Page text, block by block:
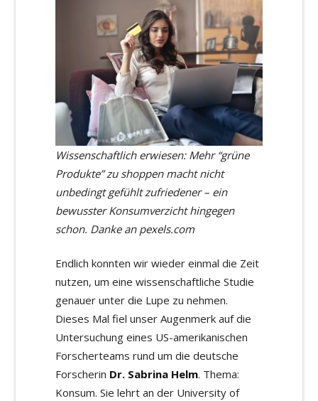
Wissenschaftlich erwiesen: Mehr “grüne
Produkte” zu shoppen macht nicht
unbedingt gefühlt zufriedener – ein
bewusster Konsumverzicht hingegen
schon. Danke an pexels.com
Endlich konnten wir wieder einmal die Zeit
nutzen, um eine wissenschaftliche Studie
genauer unter die Lupe zu nehmen.
Dieses Mal fiel unser Augenmerk auf die
Untersuchung eines US-amerikanischen
Forscherteams rund um die deutsche
Forscherin Dr. Sabrina Helm. Thema:
Konsum. Sie lehrt an der University of